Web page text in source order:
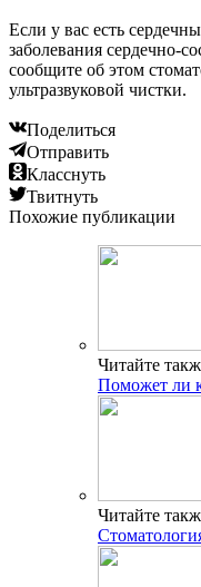
Если у вас есть
заболевания сердечно-
сообщите об этом
ультразвуковой чистки.
Поделиться
Отправить
Класснуть
Твитнуть
Похожие публикации
Читайте
Поможет ли
Читайте